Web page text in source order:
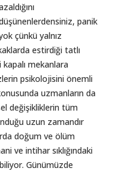
n
panik
çünkü yalnız
estirdiği tatlı
mekanlara
psikolojisini önemli
uzmanların da
değişikliklerin tüm
uzun zamandır
doğum ve ölüm
ve intihar sıklığındaki
Günümüzde